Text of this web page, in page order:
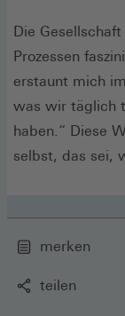
Die
Prozessen
erstaunt mich
was wir täglich
haben.“ Diese
selbst, das sei,
merken
teilen